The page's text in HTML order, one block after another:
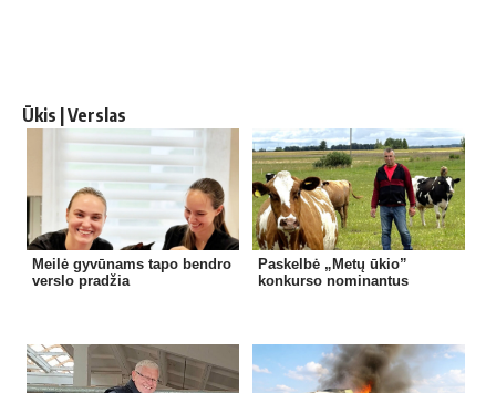
Ūkis | Verslas
Meilė gyvūnams tapo bendro
verslo pradžia
Paskelbė „Metų ūkio”
konkurso nominantus